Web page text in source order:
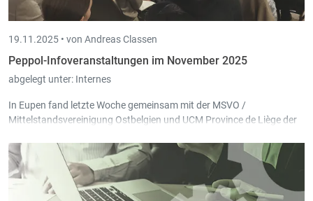
19.11.2025 • von Andreas Classen
Peppol-Infoveranstaltungen im November 2025
abgelegt unter: Internes
In Eupen fand letzte Woche gemeinsam mit der MSVO /
Mittelstandsvereinigung Ostbelgien und UCM Province de Liège der
Rechnungsstellung statt, nach zwei ebenso gut besuchten Terminen
in Malmedy und St. Vith.